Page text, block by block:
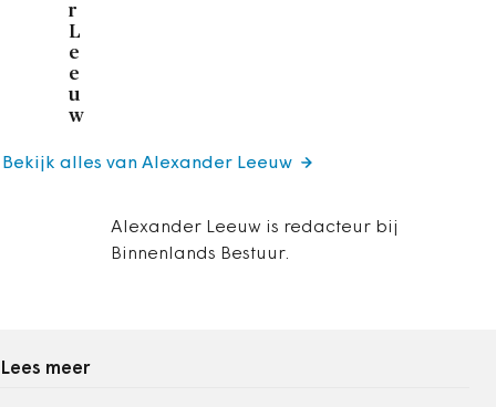
r
L
e
e
u
w
Alexander Leeuw is redacteur bij
Binnenlands Bestuur.
Bekijk alles van Alexander Leeuw
Lees meer